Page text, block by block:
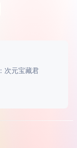
次元宝藏君